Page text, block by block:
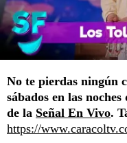
No te pierdas ningún
sábados en las
de la Señal En Vivo.
https://